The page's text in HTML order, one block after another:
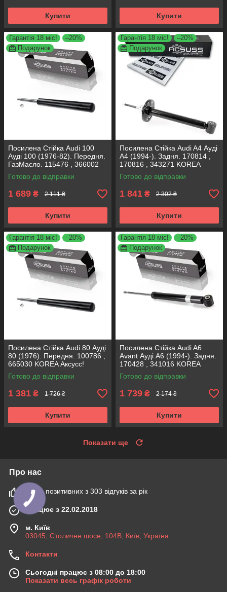
Купити Купити
Гарантія 18 міс!
–20%
Подарунок
Посилена Стійка Audi 100
Ауді 100 (1976-82). Передня.
ГазМасло. 115476 , 366002
KOREA Аксусс!
Готово до відправки
1 689 ₴ 2 111 ₴
Купити
Гарантія 18 міс!
–20%
Подарунок
Посилена Стійка Audi A4 Ауді
А4 (1994-). Задня. 170814 ,
170816 , 343271 KOREA
Аксусс!
Готово до відправки
1 841 ₴ 2 302 ₴
Купити
Гарантія 18 міс!
–20%
Подарунок
Посилена Стійка Audi 80 Ауді
80 (1976). Передня. 100786 ,
665030 KOREA Аксусс!
Готово до відправки
1 381 ₴ 1 726 ₴
Купити
Гарантія 18 міс!
–20%
Подарунок
Посилена Стійка Audi A6
Avant Ауді А6 (1994-). Задня.
170428 , 341016 KOREA
Аксусс!
Готово до відправки
1 739 ₴ 2 174 ₴
Купити
Показати ще
Про нас
100% позитивних з 303 відгуків за рік
Працює з 22.02.2018
м. Київ
03045, Столичне шосе, 104B, Київ, Україна
Контакти
Сьогодні працює з 08:00 до 18:00
Показати весь графік роботи